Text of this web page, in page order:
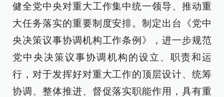
健全党中央对重大工作集中统一领导、推动重
大任务落实的重要制度安排。制定出台《党中
央决策议事协调机构工作条例》，进一步规范
党中央决策议事协调机构的设立、职责和运
行，对于发挥好对重大工作的顶层设计、统筹
协调、整体推进、督促落实职能作用，具有重